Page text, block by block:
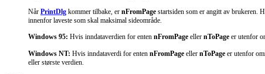
Når PrintDlg kommer tilbake, er nFromPage startsiden som er angitt av brukeren.
innenfor laveste som skal maksimal sideområde.
Windows 95: Hvis inndataverdien for enten nFromPage eller nToPage er utenfor
Windows NT: Hvis inndataverdi for enten nFromPage eller nToPage er utenfor
eller største verdien.